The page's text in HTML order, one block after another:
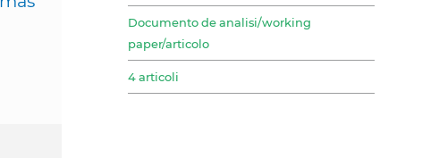
Documento de analisi/working
paper/articolo
4 articoli